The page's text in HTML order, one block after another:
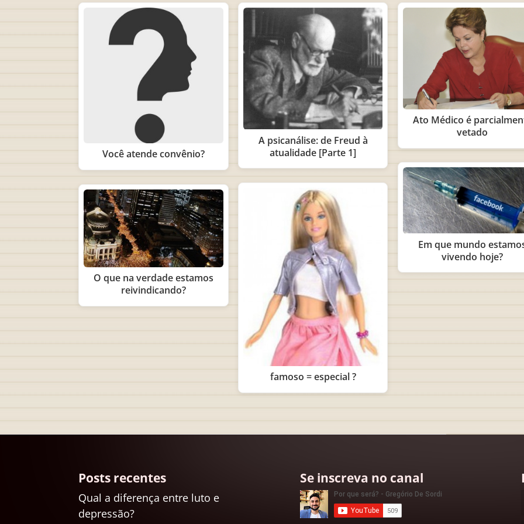
Você atende convênio?
O que na verdade estamos
reivindicando?
A psicanálise: de Freud à
atualidade [Parte 1]
famoso = especial ?
Ato Médico é
vetado
Em que mundo
vivendo hoje?
Posts recentes
Qual a diferença entre luto e
depressão?
Se inscreva no canal